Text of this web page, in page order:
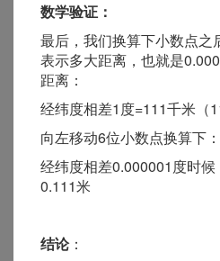
数学验证：
最后，我们换算下小数点之
表示多大距离，也就是
距离：
经纬度相差1度=111千米（
向左移动6位小数点换算下：
经纬度相差0.000001度时
0.111米
结论：